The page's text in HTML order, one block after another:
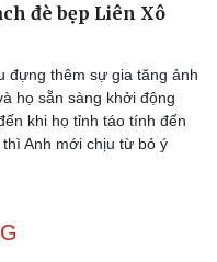
đè bẹp Liên Xô
đựng thêm sự gia tăng ảnh
họ sẵn sàng khởi động
khi họ tỉnh táo tính đến
Anh mới chịu từ bỏ ý